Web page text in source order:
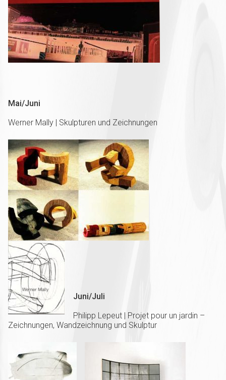
Mai/Juni
Werner Mally | Skulpturen und Zeichnungen
Juni/Juli
Philipp Lepeut | Projet pour un jardin –
Zeichnungen, Wandzeichnung und Skulptur